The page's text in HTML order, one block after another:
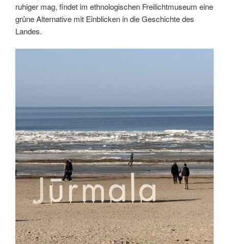
ruhiger mag, findet im ethnologischen Freilichtmuseum eine
grüne Alternative mit Einblicken in die Geschichte des
Landes.